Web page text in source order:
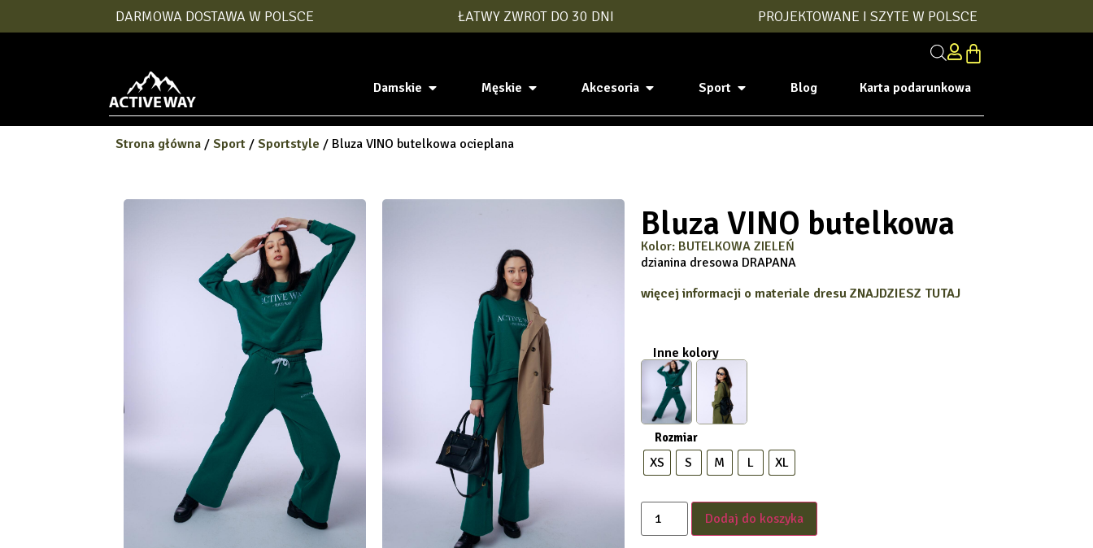
DARMOWA DOSTAWA W POLSCE ŁATWY ZWROT DO 30 DNI PROJEKTOWANE I SZYTE W POLSCE
Damskie Męskie Akcesoria Sport Blog Karta podarunkowa
Strona główna /Sport /Sportstyle / Bluza VINO butelkowa ocieplana
Bluza VINO butelkowa
Kolor: BUTELKOWA ZIELEŃ
dzianina dresowa DRAPANA
więcej informacji o materiale dresu ZNAJDZIESZ TUTAJ
Inne kolory
Rozmiar
XS S M L XL
Dodaj do koszyka